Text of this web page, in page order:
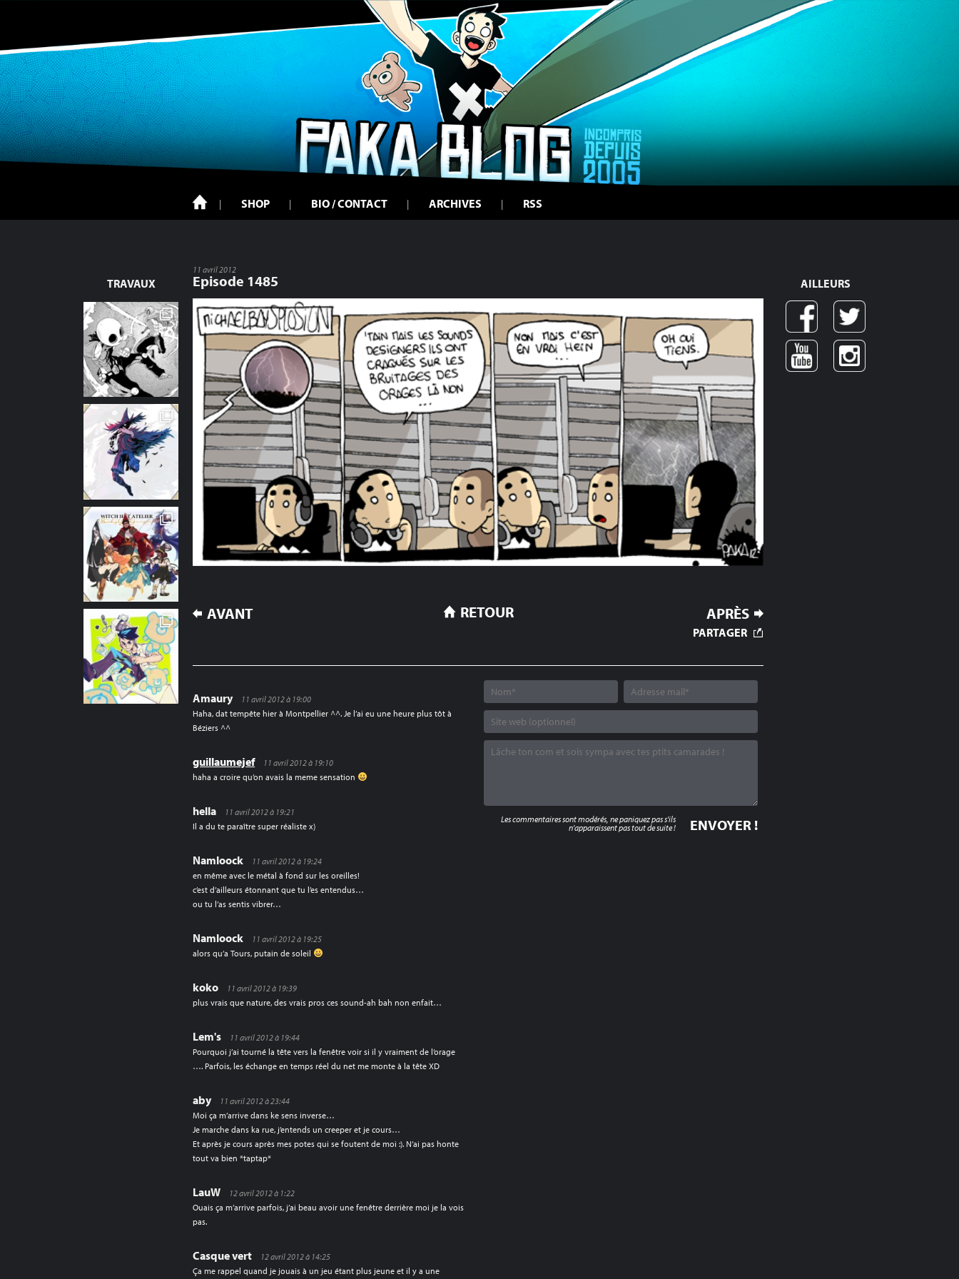
SHOP BIO / CONTACT ARCHIVES RSS
TRAVAUX
11 avril 2012
Episode 1485
NAVIGATION
AVANT APRÈS
RETOUR
PARTAGER
Amaury
11 avril 2012 à 19:00
Haha, dat tempête hier à Montpellier ^^. Je l’ai eu une heure plus tôt à
Béziers ^^
guillaumejef
11 avril 2012 à 19:10
haha a croire qu’on avais la meme sensation
hella
11 avril 2012 à 19:21
Il a du te paraître super réaliste x)
Namloock
11 avril 2012 à 19:24
en même avec le métal à fond sur les oreilles!
c’est d’ailleurs étonnant que tu l’es entendus…
ou tu l’as sentis vibrer…
Namloock
11 avril 2012 à 19:25
alors qu’a Tours, putain de soleil
koko
11 avril 2012 à 19:39
plus vrais que nature, des vrais pros ces sound-ah bah non enfait…
Lem's
11 avril 2012 à 19:44
Pourquoi j’ai tourné la tête vers la fenêtre voir si il y vraiment de l’orage
…. Parfois, les échange en temps réel du net me monte à la tête XD
aby
11 avril 2012 à 23:44
Moi ça m’arrive dans ke sens inverse…
Je marche dans ka rue, j’entends un creeper et je cours…
Et après je cours après mes potes qui se foutent de moi :). N’ai pas honte
tout va bien *taptap*
LauW
12 avril 2012 à 1:22
Ouais ça m’arrive parfois, j’ai beau avoir une fenêtre derrière moi je la vois
pas.
Casque vert
12 avril 2012 à 14:25
Ça me rappel quand je jouais à un jeu étant plus jeune et il y a une
Les commentaires sont modérés, ne paniquez pas s'ils
n'apparaissent pas tout de suite !
AILLEURS